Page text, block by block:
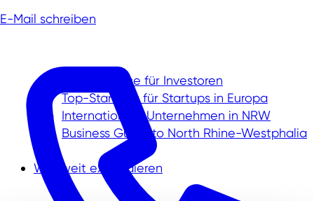
Unser Service für Investoren
Top-Standort für Startups in Europa
Internationale Unternehmen in NRW
Business Guide to North Rhine-Westphalia
Weltweit expandieren
E-Mail schreiben